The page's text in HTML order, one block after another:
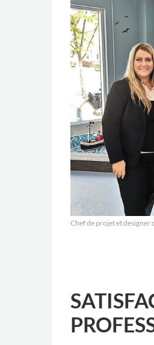
Chef de projet et